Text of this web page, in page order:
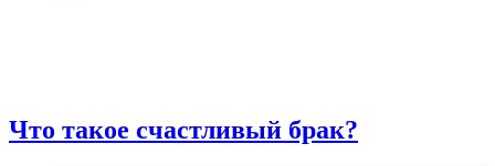
Что такое счастливый брак?